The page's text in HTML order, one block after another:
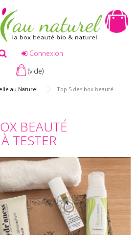
Connexion
(vide)
au Naturel
Top 5 des box beauté
BEAUTÉ
TESTER